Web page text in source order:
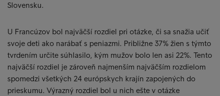
Slovensku.
U Francúzov bol najväčší rozdiel pri otázke, či sa snažia učiť
svoje deti ako narábať s peniazmi. Približne 37% žien s týmto
tvrdením určite súhlasilo, kým mužov bolo len asi 22%. Tento
najväčší rozdiel je zároveň najmenším najväčším rozdielom
spomedzi všetkých 24 európskych krajín zapojených do
prieskumu. Výrazný rozdiel bol u nich ešte v otázke